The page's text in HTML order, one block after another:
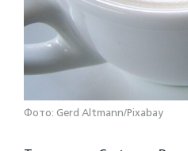
Фото: Gerd Altmann/Pixabay